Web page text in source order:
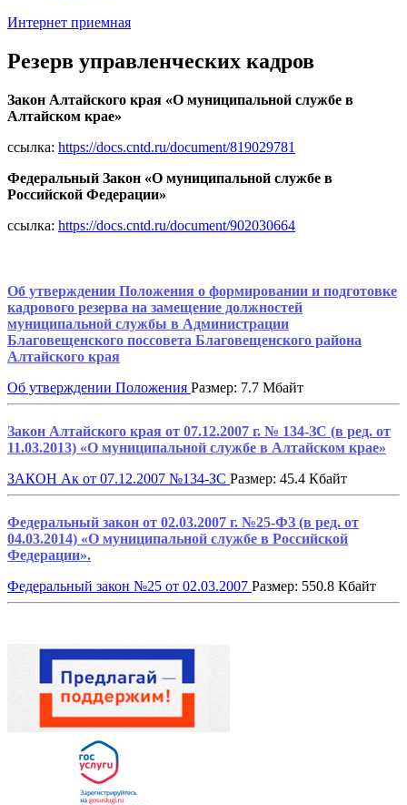
Интернет приемная
Резерв управленческих кадров
Закон Алтайского края «О муниципальной службе в
Алтайском крае»
ссылка: https://docs.cntd.ru/document/819029781
Федеральный Закон «О муниципальной службе в
Российской Федерации»
ссылка: https://docs.cntd.ru/document/902030664
Об утверждении Положения о формировании и подготовке
кадрового резерва на замещение должностей
муниципальной службы в Администрации
Благовещенского поссовета Благовещенского района
Алтайского края
Об утверждении Положения Размер: 7.7 Мбайт
Закон Алтайского края от 07.12.2007 г. № 134-ЗС (в ред. от
11.03.2013) «О муниципальной службе в Алтайском крае»
ЗАКОН Ак от 07.12.2007 №134-ЗС Размер: 45.4 Кбайт
Федеральный закон от 02.03.2007 г. №25-ФЗ (в ред. от
04.03.2014) «О муниципальной службе в Российской
Федерации».
Федеральный закон №25 от 02.03.2007 Размер: 550.8 Кбайт